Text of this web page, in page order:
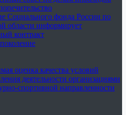
Социального фонда России по
области информирует
контракт
оценка качества условий
деятельности организациями
спортивной направленности